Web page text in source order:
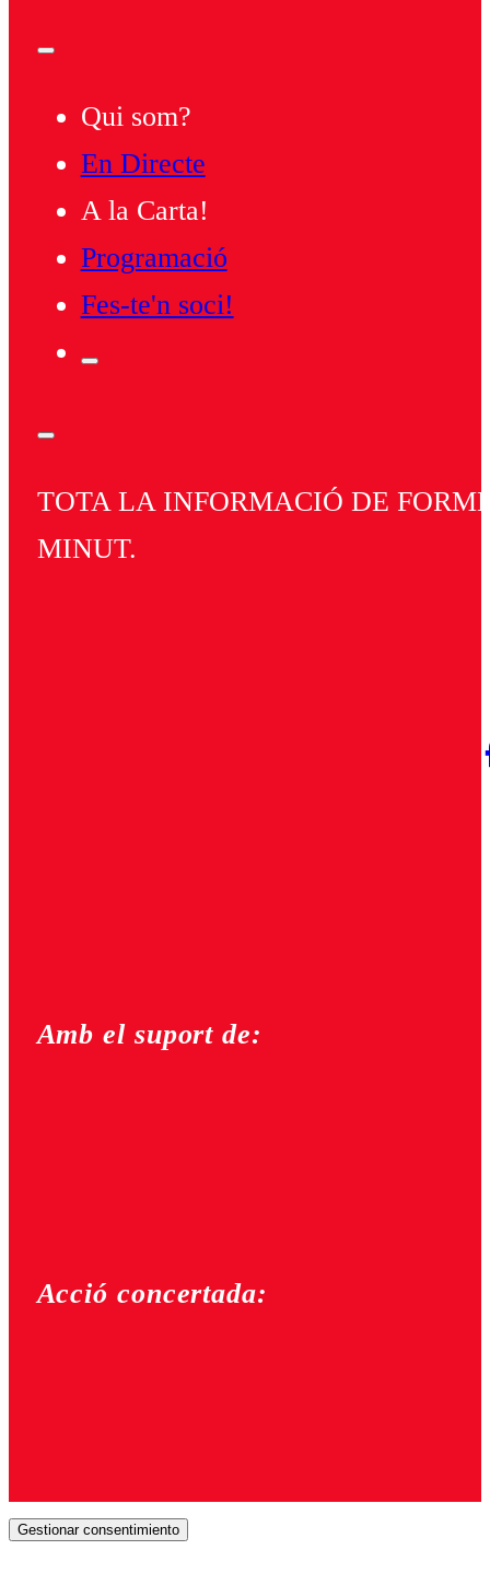
Qui som?
En Directe
A la Carta!
Programació
Fes-te'n soci!
TOTA LA INFORMACIÓ DE
MINUT.
Amb el suport de:
Acció concertada:
Gestionar consentimiento